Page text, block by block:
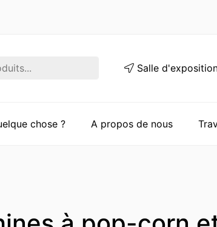
Salle
chose ? A propos de nous